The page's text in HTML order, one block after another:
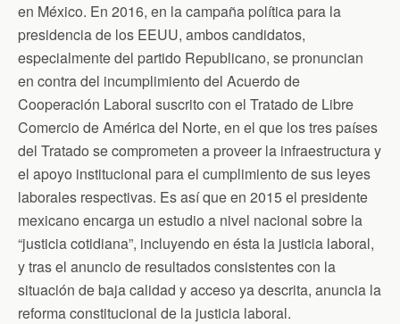
en México. En 2016, en la campaña política para la
presidencia de los EEUU, ambos candidatos,
especialmente del partido Republicano, se pronuncian
en contra del incumplimiento del Acuerdo de
Cooperación Laboral suscrito con el Tratado de Libre
Comercio de América del Norte, en el que los tres países
del Tratado se comprometen a proveer la infraestructura y
el apoyo institucional para el cumplimiento de sus leyes
laborales respectivas. Es así que en 2015 el presidente
mexicano encarga un estudio a nivel nacional sobre la
“justicia cotidiana”, incluyendo en ésta la justicia laboral,
y tras el anuncio de resultados consistentes con la
situación de baja calidad y acceso ya descrita, anuncia la
reforma constitucional de la justicia laboral.